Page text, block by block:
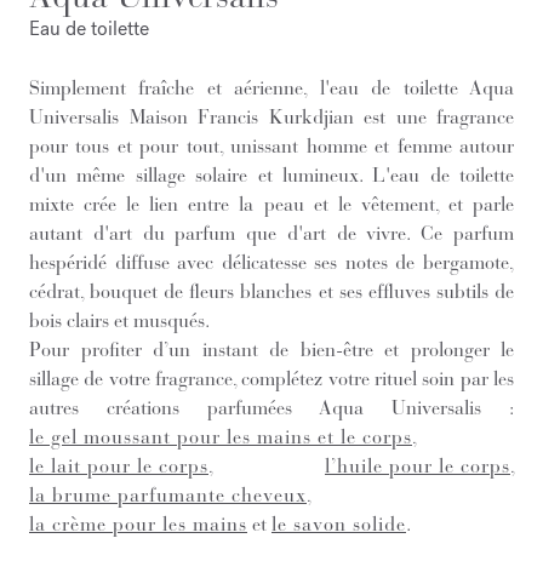
Eau de toilette
Simplement fraîche et aérienne, l'eau de toilette Aqua
Universalis Maison Francis Kurkdjian est une fragrance
pour tous et pour tout, unissant homme et femme autour
d'un même sillage solaire et lumineux. L'eau de toilette
mixte crée le lien entre la peau et le vêtement, et parle
autant d'art du parfum que d'art de vivre. Ce parfum
hespéridé diffuse avec délicatesse ses notes de bergamote,
cédrat, bouquet de fleurs blanches et ses effluves subtils de
bois clairs et musqués.
Pour profiter d’un instant de bien-être et prolonger le
sillage de votre fragrance, complétez votre rituel soin par les
autres créations parfumées Aqua Universalis :
le gel moussant pour les mains et le corps
le lait pour le corps
l’huile pour le corps
la brume parfumante cheveux
la crème pour les mains et le savon solide.